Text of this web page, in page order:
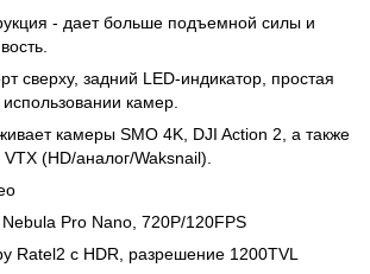
- дает больше подъемной силы и
сверху, задний LED-индикатор, простая
камер.
камеры SMO 4K, DJI Action 2, а также
(HD/аналог/Waksnail).
Pro Nano, 720P/120FPS
Ratel2 с HDR, разрешение 1200TVL